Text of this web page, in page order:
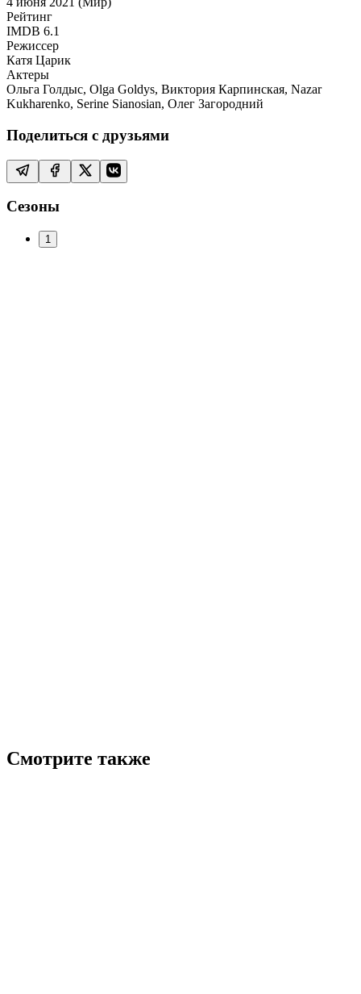
Рейтинг
IMDB 6.1
Режиссер
Катя Царик
Актеры
Ольга Голдыс, Olga Goldys, Виктория Карпинская, Nazar
Kukharenko, Serine Sianosian, Олег Загородний
Поделиться с друзьями
Сезоны
1
Смотрите также